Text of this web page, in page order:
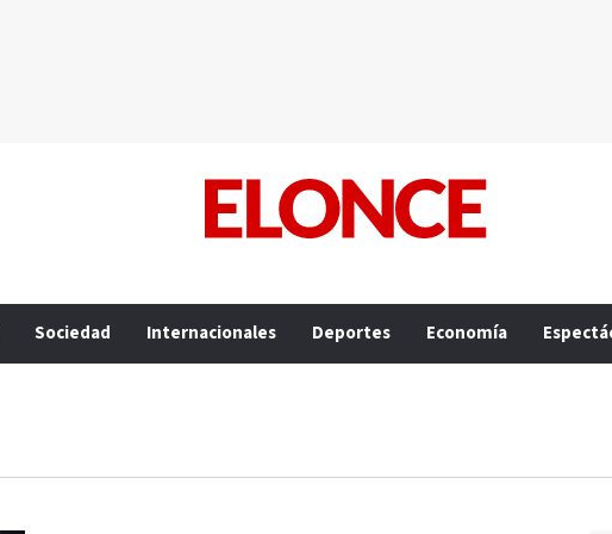
Sociedad Internacionales Deportes Economía